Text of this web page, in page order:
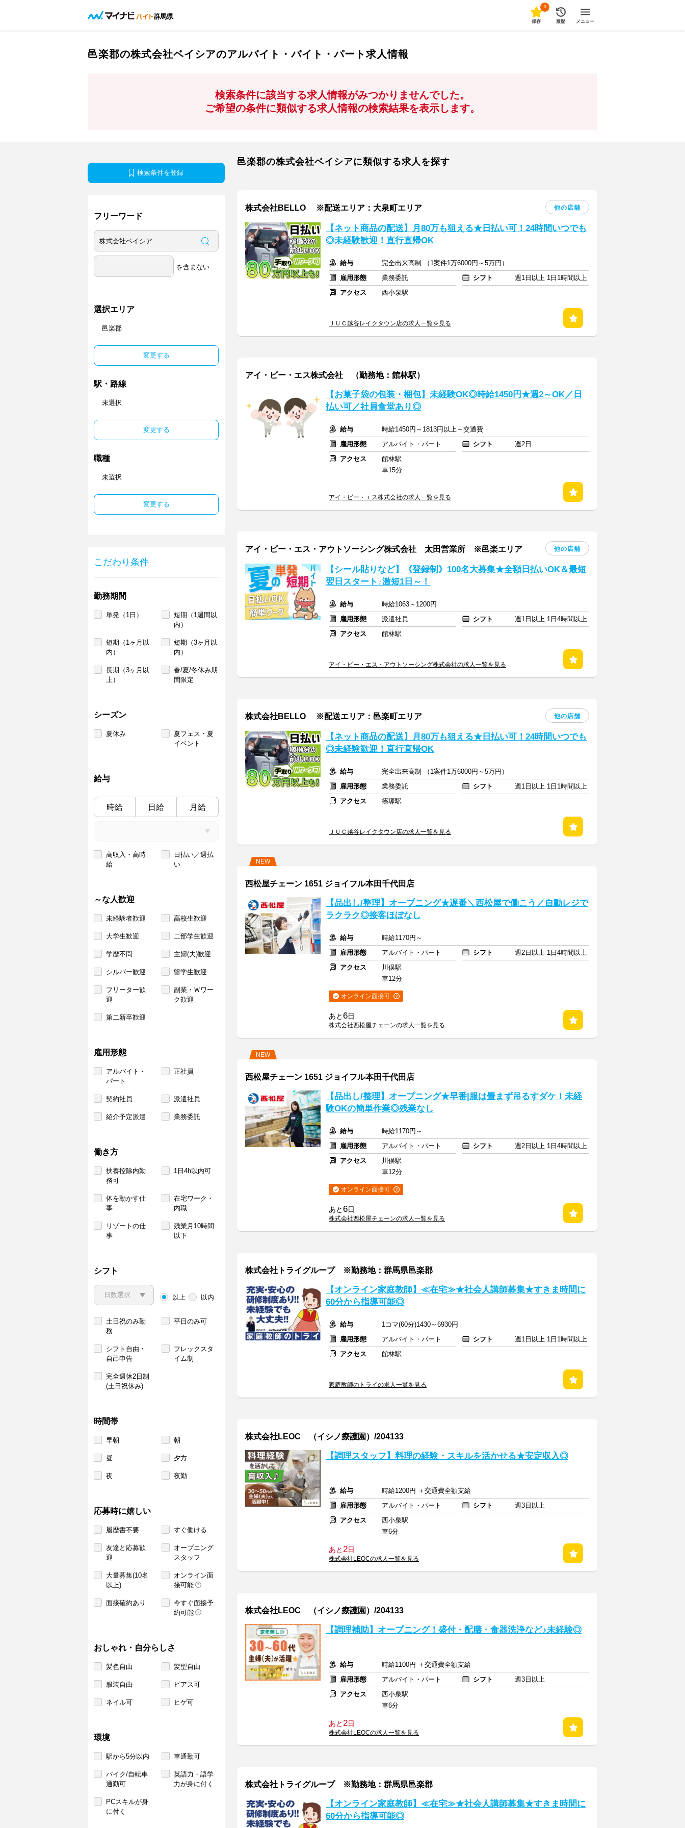
群馬県
0
保存 履歴 メニュー
邑楽郡の株式会社ベイシアのアルバイト・バイト・パート求人情報
検索条件に該当する求人情報がみつかりませんでした。
ご希望の条件に類似する求人情報の検索結果を表示します。
検索条件を登録
フリーワード
を含まない
選択エリア
邑楽郡
変更する
駅・路線
未選択
変更する
職種
未選択
変更する
こだわり条件
勤務期間
単発（1日）
短期（1週間以
内）
短期（1ヶ月以
内）
短期（3ヶ月以
内）
長期（3ヶ月以
上）
春/夏/冬休み期
間限定
シーズン
夏休み
夏フェス・夏
イベント
給与
時給 日給 月給
高収入・高時
給
日払い／週払
い
～な人歓迎
未経験者歓迎 高校生歓迎
大学生歓迎 二部学生歓迎
学歴不問 主婦(夫)歓迎
シルバー歓迎 留学生歓迎
フリーター歓
迎
副業・Ｗワー
ク歓迎
第二新卒歓迎
雇用形態
アルバイト・
パート
正社員
契約社員 派遣社員
紹介予定派遣 業務委託
働き方
扶養控除内勤
務可
1日4h以内可
体を動かす仕
事
在宅ワーク・
内職
リゾートの仕
事
残業月10時間
以下
シフト
以上 以内
土日祝のみ勤
務
平日のみ可
シフト自由・
自己申告
フレックスタ
イム制
完全週休2日制
(土日祝休み)
時間帯
早朝 朝
昼 夕方
夜 夜勤
応募時に嬉しい
履歴書不要 すぐ働ける
友達と応募歓
迎
オープニング
スタッフ
大量募集(10名
以上)
オンライン面
接可能
面接確約あり
今すぐ面接予
約可能
おしゃれ・自分らしさ
髪色自由 髪型自由
服装自由 ピアス可
ネイル可 ヒゲ可
環境
駅から5分以内 車通勤可
バイク/自転車
通勤可
英語力・語学
力が身に付く
PCスキルが身
に付く
邑楽郡の株式会社ベイシアに類似する求人を探す
株式会社BELLO ※配送エリア：大泉町エリア 他の店舗
【ネット商品の配送】月80万も狙える★日払い可！24時間いつでも
◎未経験歓迎！直行直帰OK
給与
完全出来高制 （1案件1万6000円～5万円）
雇用形態
業務委託 シフト
週1日以上 1日1時間以上
アクセス
西小泉駅
ＪＵＣ越谷レイクタウン店の求人一覧を見る
アイ・ビー・エス株式会社 （勤務地：館林駅）
【お菓子袋の包装・梱包】未経験OK◎時給1450円★週2～OK／日
払い可／社員食堂あり◎
給与
時給1450円～1813円以上＋交通費
雇用形態
アルバイト・パート シフト
週2日
アクセス
館林駅
車15分
アイ・ビー・エス株式会社の求人一覧を見る
アイ・ビー・エス・アウトソーシング株式会社 太田営業所 ※邑楽エリア 他の店舗
【シール貼りなど】《登録制》100名大募集★全額日払いOK＆最短
翌日スタート♪激短1日～！
給与
時給1063～1200円
雇用形態
派遣社員 シフト
週1日以上 1日4時間以上
アクセス
館林駅
アイ・ビー・エス・アウトソーシング株式会社の求人一覧を見る
株式会社BELLO ※配送エリア：邑楽町エリア 他の店舗
【ネット商品の配送】月80万も狙える★日払い可！24時間いつでも
◎未経験歓迎！直行直帰OK
給与
完全出来高制 （1案件1万6000円～5万円）
雇用形態
業務委託 シフト
週1日以上 1日1時間以上
アクセス
篠塚駅
ＪＵＣ越谷レイクタウン店の求人一覧を見る
NEW
西松屋チェーン 1651 ジョイフル本田千代田店
【品出し/整理】オープニング★遅番＼西松屋で働こう／自動レジで
ラクラク◎接客ほぼなし
給与
時給1170円～
雇用形態
アルバイト・パート シフト
週2日以上 1日4時間以上
アクセス
川俣駅
車12分
オンライン面接可
あと6日
株式会社西松屋チェーンの求人一覧を見る
NEW
西松屋チェーン 1651 ジョイフル本田千代田店
【品出し/整理】オープニング★早番|服は畳まず吊るすダケ！未経
験OKの簡単作業◎残業なし
給与
時給1170円～
雇用形態
アルバイト・パート シフト
週2日以上 1日4時間以上
アクセス
川俣駅
車12分
オンライン面接可
あと6日
株式会社西松屋チェーンの求人一覧を見る
株式会社トライグループ ※勤務地：群馬県邑楽郡
【オンライン家庭教師】≪在宅≫★社会人講師募集★すきま時間に
60分から指導可能◎
給与
1コマ(60分)1430～6930円
雇用形態
アルバイト・パート シフト
週1日以上 1日1時間以上
アクセス
館林駅
家庭教師のトライの求人一覧を見る
株式会社LEOC （イシノ療護園）/204133
【調理スタッフ】料理の経験・スキルを活かせる★安定収入◎
給与
時給1200円 ＋交通費全額支給
雇用形態
アルバイト・パート シフト
週3日以上
アクセス
西小泉駅
車6分
あと2日
株式会社LEOCの求人一覧を見る
株式会社LEOC （イシノ療護園）/204133
【調理補助】オープニング！盛付・配膳・食器洗浄など♪未経験◎
給与
時給1100円 ＋交通費全額支給
雇用形態
アルバイト・パート シフト
週3日以上
アクセス
西小泉駅
車6分
あと2日
株式会社LEOCの求人一覧を見る
株式会社トライグループ ※勤務地：群馬県邑楽郡
【オンライン家庭教師】≪在宅≫★社会人講師募集★すきま時間に
60分から指導可能◎